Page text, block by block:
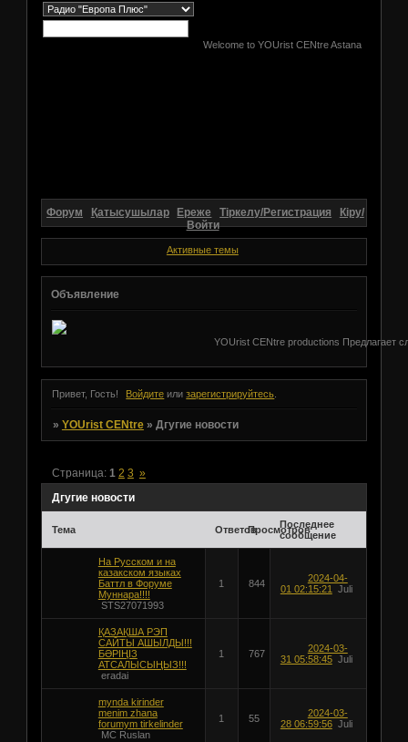
Welcome to YOUrist CENtre Astana
Форум Қатысушылар Ереже Тіркелу/Регистрация
Кіру/
Войти
Активные темы
Объявление
YOUrist CENtre productions Предлагает
Привет, Гость! Войдите илизарегистрируйтесь
» YOUrist CENtre » Дгугие новости
Дгугие новости
Страница: 1 2 3 »
Тема ОтветовПросмотров
Последнее
сообщение
На Русском и на
казакском языках
Баттл в Форуме
Муннара!!!!
STS27071993
1 844
2024-04-
01 02:15:21
Juli
ҚАЗАҚША РЭП
САЙТЫ АШЫЛДЫ!!!
БӘРІҢІЗ
АТСАЛЫСЫҢЫЗ!!!
eradai
1 767
2024-03-
31 05:58:45 Juli
mynda kirinder
menim zhana
forumym tirkelinder
MC Ruslan
1 55
2024-03-
28 06:59:56 Juli